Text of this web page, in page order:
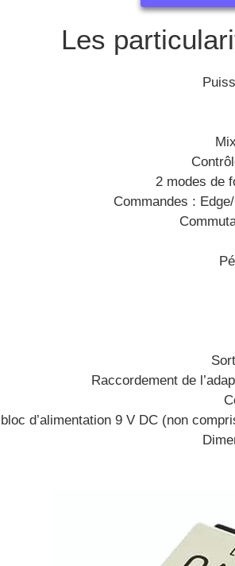
Les
2 modes de
Commandes :
Raccordement de
d’alimentation 9 V DC (non